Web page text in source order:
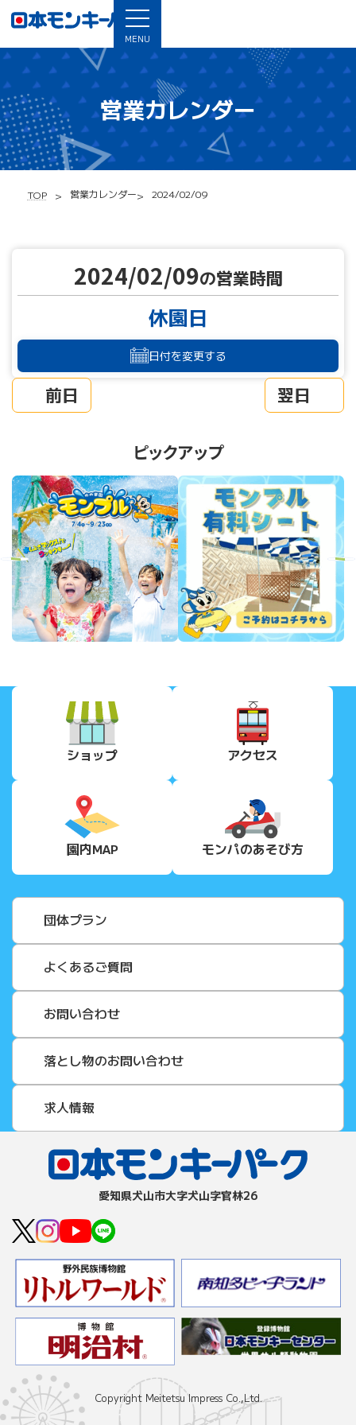
MENU
営業カレンダー
TOP 営業カレンダー 2024/02/09
前日
2024/02/09の営業時間
休園日
日付を変更する
翌日
ピックアップ
Next
ショップ アクセス
園内MAP モンパのあそび方
団体プラン
よくあるご質問
お問い合わせ
落とし物のお問い合わせ
求人情報
愛知県⽝⼭市⼤字⽝⼭字官林26
Copyright Meitetsu Impress Co.,Ltd.